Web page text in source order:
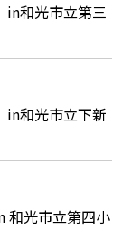
in和光市立第三
in和光市立下新
和光市立第四小